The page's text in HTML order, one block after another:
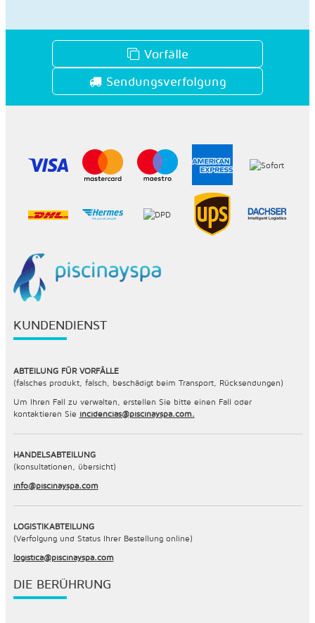
Vorfälle
Sendungsverfolgung
KUNDENDIENST
ABTEILUNG FÜR VORFÄLLE
(falsches produkt, falsch, beschädigt beim Transport, Rücksendungen)
Um Ihren Fall zu verwalten, erstellen Sie bitte einen Fall oder
kontaktieren Sie incidencias@piscinayspa.com.
HANDELSABTEILUNG
(konsultationen, übersicht)
info@piscinayspa.com
LOGISTIKABTEILUNG
(Verfolgung und Status Ihrer Bestellung online)
logistica@piscinayspa.com
DIE BERÜHRUNG